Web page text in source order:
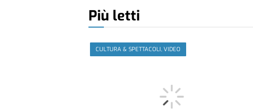
Più letti
CULTURA & SPETTACOLI, VIDEO